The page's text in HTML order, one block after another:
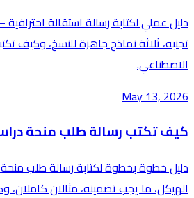
دليل عملي لكتابة رسالة استقالة
الاصطناعي.
May 13, 2026
كيف تكتب رسالة طلب منحة
دليل خطوة بخطوة لكتابة رسالة طلب
الهيكل، ما يجب تضمينه، مثالان